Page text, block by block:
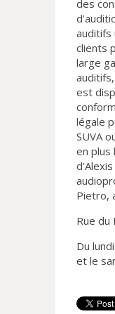
des
auditifs
clients
large
est
légale
SUVA
en plus
Pietro,
Rue du
Du
et le